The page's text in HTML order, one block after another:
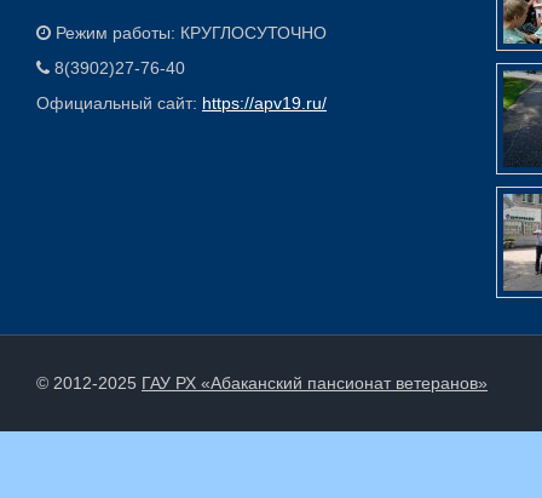
Режим работы: КРУГЛОСУТОЧНО
8(3902)27-76-40
Официальный сайт: https://apv19.ru/
© 2012-2025 ГАУ РХ «Абаканский пансионат ветеранов»